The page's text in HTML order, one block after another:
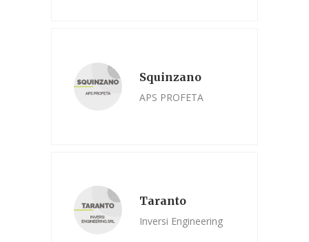
Squinzano
APS PROFETA
Taranto
Inversi Engineering